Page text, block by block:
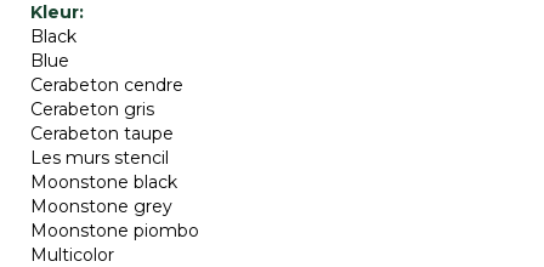
Black
Blue
Cerabeton cendre
Cerabeton gris
Cerabeton taupe
Les murs stencil
Moonstone black
Moonstone grey
Moonstone piombo
Multicolor